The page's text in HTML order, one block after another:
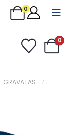
0
0
GRAVATAS